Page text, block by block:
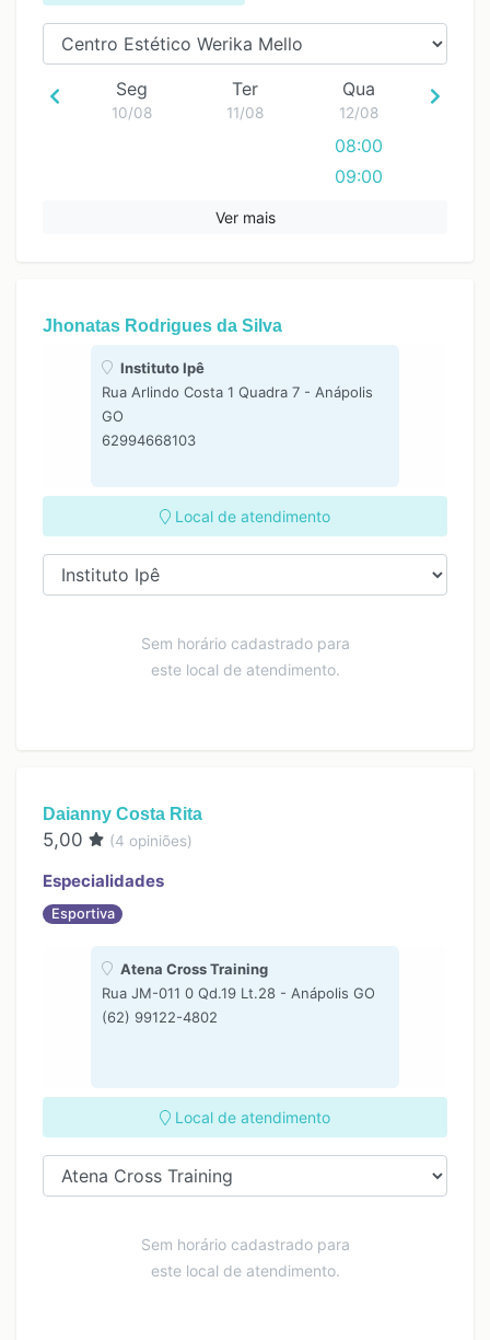
Seg
10/08
Ter
11/08
Qua
12/08
08:00
09:00
16:00
Ver mais
Jhonatas Rodrigues da Silva
Instituto Ipê
Rua Arlindo Costa 1 Quadra 7 - Anápolis
GO
62994668103
Local de atendimento
Sem horário cadastrado para
este local de atendimento.
Daianny Costa Rita
5,00 (4 opiniões)
Especialidades
Esportiva
Atena Cross Training
Rua JM-011 0 Qd.19 Lt.28 - Anápolis GO
(62) 99122-4802
Local de atendimento
Sem horário cadastrado para
este local de atendimento.